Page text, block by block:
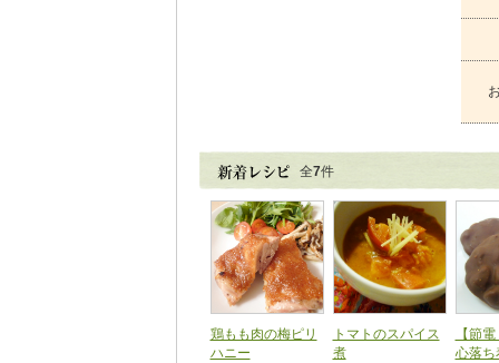
全7件
鶏もも肉の梅ピリ
ハニー
トマトのスパイス
煮
【節
心落ち